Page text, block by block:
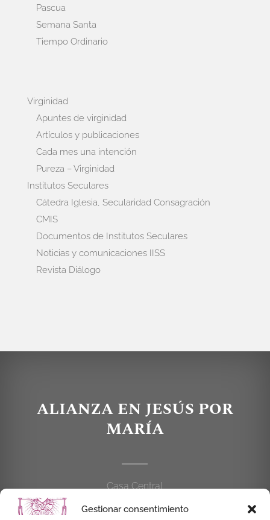
Gestionar consentimiento
Pascua
Semana Santa
Tiempo Ordinario
Virginidad
Apuntes de virginidad
Artículos y publicaciones
Cada mes una intención
Pureza – Virginidad
Institutos Seculares
Cátedra Iglesia, Secularidad Consagración
CMIS
Documentos de Institutos Seculares
Noticias y comunicaciones IISS
Revista Diálogo
ALIANZA EN JESÚS POR
MARÍA
Casa Central
C/Cardenal Cisneros, 55